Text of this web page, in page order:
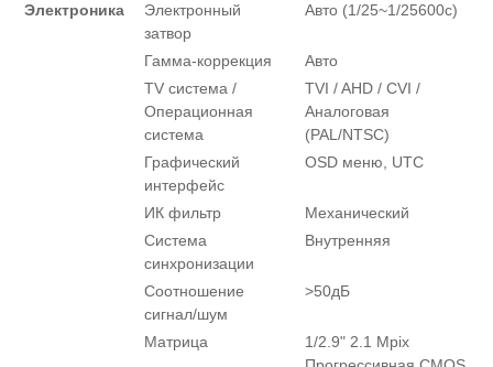
Электроника
Электронный
затвор
Авто (1/25~1/25600с)
Гамма-коррекция
Авто
TV система /
Операционная
система
TVI / AHD / CVI /
Аналоговая
(PAL/NTSC)
Графический
интерфейс
OSD меню, UTC
ИК фильтр
Механический
Система
синхронизации
Внутренняя
Соотношение
сигнал/шум
>50дБ
Матрица
1/2.9" 2.1 Mpix